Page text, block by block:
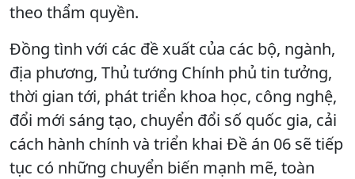
theo thẩm quyền.
Đồng tình với các đề xuất của các bộ, ngành,
địa phương, Thủ tướng Chính phủ tin tưởng,
thời gian tới, phát triển khoa học, công nghệ,
đổi mới sáng tạo, chuyển đổi số quốc gia, cải
cách hành chính và triển khai Đề án 06 sẽ tiếp
tục có những chuyển biến mạnh mẽ, toàn